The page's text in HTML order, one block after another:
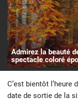
Admirez la beauté
spectacle coloré
C’est bientôt l’heure
date de sortie de la